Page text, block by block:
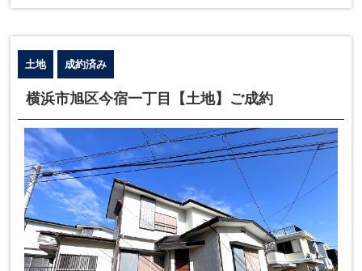
土地 成約済み
横浜市旭区今宿一丁目【土地】ご成約